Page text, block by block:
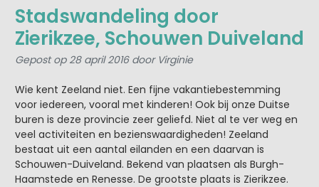
Stadswandeling door
Zierikzee, Schouwen Duiveland
Gepost op 28 april 2016 door Virginie
Wie kent Zeeland niet. Een fijne vakantiebestemming
voor iedereen, vooral met kinderen! Ook bij onze Duitse
buren is deze provincie zeer geliefd. Niet al te ver weg en
veel activiteiten en bezienswaardigheden! Zeeland
bestaat uit een aantal eilanden en een daarvan is
Schouwen-Duiveland. Bekend van plaatsen als Burgh-
Haamstede en Renesse. De grootste plaats is Zierikzee.